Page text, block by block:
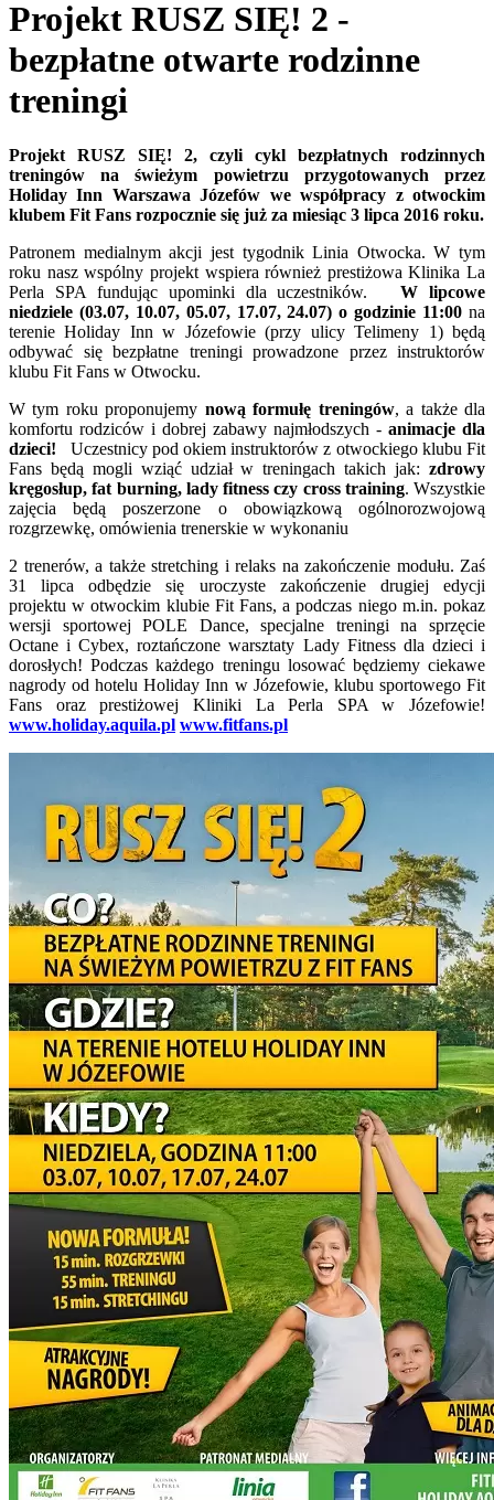
Projekt RUSZ SIĘ! 2 -
bezpłatne otwarte rodzinne
treningi
Projekt RUSZ SIĘ! 2, czyli cykl bezpłatnych rodzinnych
treningów na świeżym powietrzu przygotowanych przez
Holiday Inn Warszawa Józefów we współpracy z otwockim
klubem Fit Fans rozpocznie się już za miesiąc 3 lipca 2016 roku.
Patronem medialnym akcji jest tygodnik Linia Otwocka. W tym
roku nasz wspólny projekt wspiera również prestiżowa Klinika La
Perla SPA fundując upominki dla uczestników.W lipcowe
niedziele (03.07, 10.07, 05.07, 17.07, 24.07) o godzinie 11:00 na
terenie Holiday Inn w Józefowie (przy ulicy Telimeny 1) będą
odbywać się bezpłatne treningi prowadzone przez instruktorów
klubu Fit Fans w Otwocku.
W tym roku proponujemy nową formułę treningów, a także dla
komfortu rodziców i dobrej zabawy najmłodszych - animacje dla
dzieci! Uczestnicy pod okiem instruktorów z otwockiego klubu Fit
Fans będą mogli wziąć udział w treningach takich jak: zdrowy
kręgosłup, fat burning, lady fitness czy cross training. Wszystkie
zajęcia będą poszerzone o obowiązkową ogólnorozwojową
rozgrzewkę, omówienia trenerskie w wykonaniu
2 trenerów, a także stretching i relaks na zakończenie modułu. Zaś
31 lipca odbędzie się uroczyste zakończenie drugiej edycji
projektu w otwockim klubie Fit Fans, a podczas niego m.in. pokaz
wersji sportowej POLE Dance, specjalne treningi na sprzęcie
Octane i Cybex, roztańczone warsztaty Lady Fitness dla dzieci i
dorosłych! Podczas każdego treningu losować będziemy ciekawe
nagrody od hotelu Holiday Inn w Józefowie, klubu sportowego Fit
Fans oraz prestiżowej Kliniki La Perla SPA w Józefowie!
www.holiday.aquila.pl www.fitfans.pl